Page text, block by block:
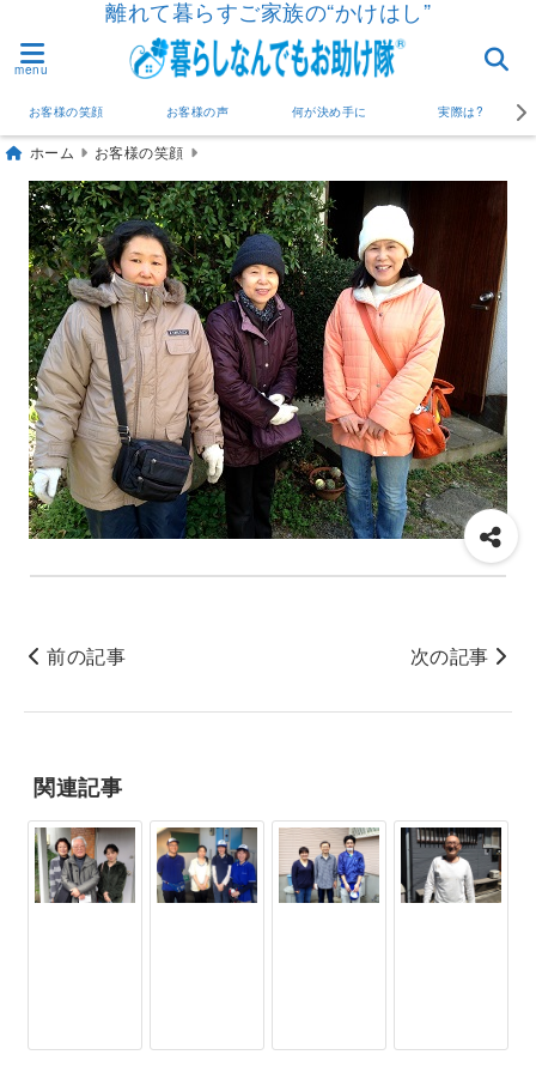
離れて暮らすご家族の“かけはし”
menu
お客様の笑顔 お客様の声 何が決め手に 実際は?
ホーム お客様の笑顔
前の記事 次の記事
関連記事